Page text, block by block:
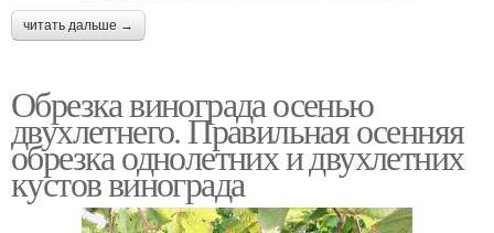
читать дальше →
Обрезка винограда осенью
двухлетнего. Правильная осенняя
обрезка однолетних и двухлетних
кустов винограда